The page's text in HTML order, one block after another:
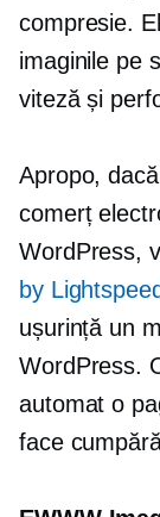
compresie.
imaginile pe
viteză și
Apropo,
comerț
WordPress,
by Lightspeed
ușurință un
WordPress.
automat o
face